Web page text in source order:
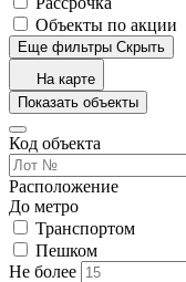
Объекты по акции
Еще фильтры Скрыть
На карте
Показать объекты
Код объекта
Расположение
До метро
Транспортом
Пешком
Не более